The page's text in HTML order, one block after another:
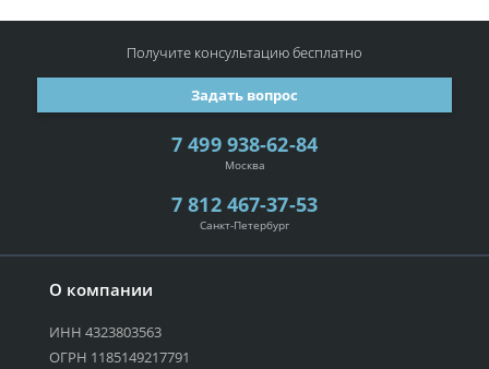
О компании
ИНН 4323803563
ОГРН 1185149217791
7 499 938-62-84
Москва
7 812 467-37-53
Санкт-Петербург
Задать вопрос
Получите консультациюбесплатно